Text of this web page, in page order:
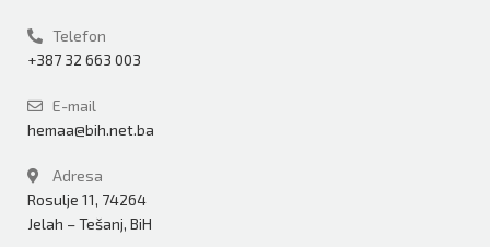
Telefon
+387 32 663 003
E-mail
hemaa@bih.net.ba
Adresa
Rosulje 11, 74264
Jelah – Tešanj, BiH